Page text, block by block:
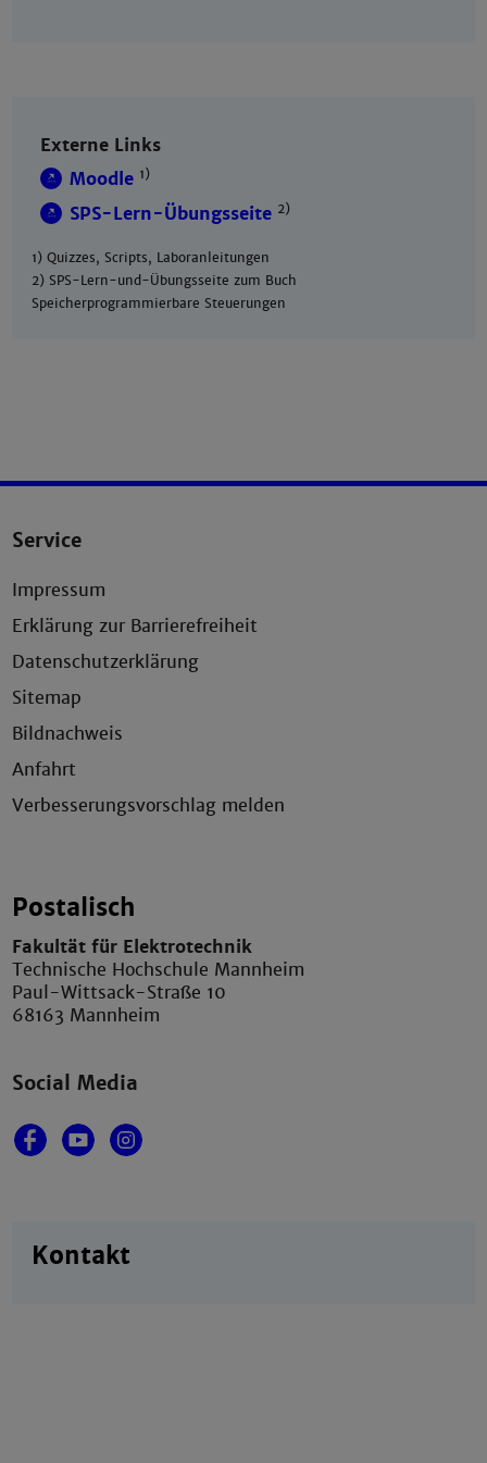
Externe Links
Moodle 1)
SPS-Lern-Übungsseite 2)
1) Quizzes, Scripts, Laboranleitungen
2) SPS-Lern-und-Übungsseite zum Buch
Speicherprogrammierbare Steuerungen
Service
Impressum
Erklärung zur Barrierefreiheit
Datenschutzerklärung
Sitemap
Bildnachweis
Anfahrt
Verbesserungsvorschlag melden
Postalisch
Fakultät für Elektrotechnik
Technische Hochschule Mannheim
Paul-Wittsack-Straße 10
68163 Mannheim
Social Media
Kontakt